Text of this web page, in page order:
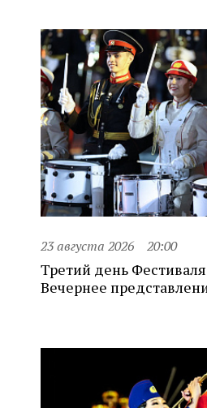
23 августа 2026 20:00
Третий день
Вечернее